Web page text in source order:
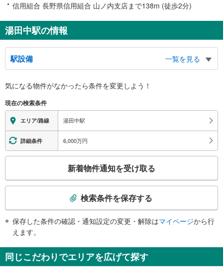
信用組合 長野県信用組合 山ノ内支店まで138m (徒歩2分)
湯田中駅の情報
駅設備
一覧を見る
※段差なしでの移動経路
地上⇔改札：×
改札⇔ホーム：○
（※一部の経路：×）
その他
・ＡＥＤ
気になる物件がなかったら条件を変更しよう！
現在の検索条件
エリア/路線 湯田中駅
詳細条件 6,000万円
検
知
を
新着物件通知を受け取る
検索条件を保存する
保存した条件の確認・通知設定の変更・解除はマイページから行
えます。
同じこだわりでエリアを広げて探す